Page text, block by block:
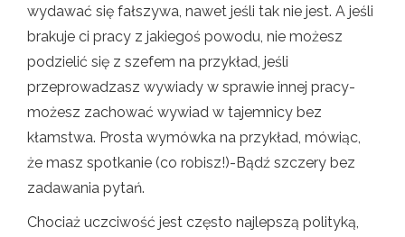
wydawać się fałszywa, nawet jeśli tak nie jest. A jeśli
brakuje ci pracy z jakiegoś powodu, nie możesz
podzielić się z szefem na przykład, jeśli
przeprowadzasz wywiady w sprawie innej pracy-
możesz zachować wywiad w tajemnicy bez
kłamstwa. Prosta wymówka na przykład, mówiąc,
że masz spotkanie (co robisz!)-Bądź szczery bez
zadawania pytań.
Chociaż uczciwość jest często najlepszą polityką,